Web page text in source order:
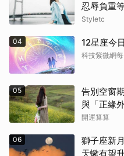
忍辱負重
Styletc
04 12星座今
科技紫微網
05
告別空窗
與「正緣
開運算算
06
獅子座新
天蠍有望